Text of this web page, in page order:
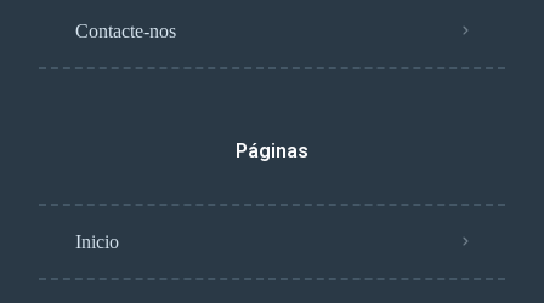
Contacte-nos
Páginas
Inicio